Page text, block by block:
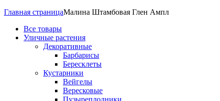
Главная страницаМалина Штамбовая Глен Ампл
Все товары
Уличные растения
Декоративные
Барбарисы
Бересклеты
Кустарники
Вейгелы
Вересковые
Пузыреплодники